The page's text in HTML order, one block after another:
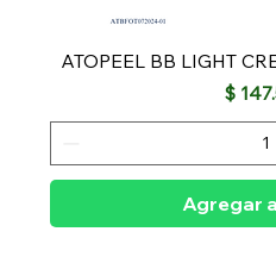
ATOPEEL BB LIGHT
Precio
$
Agregar